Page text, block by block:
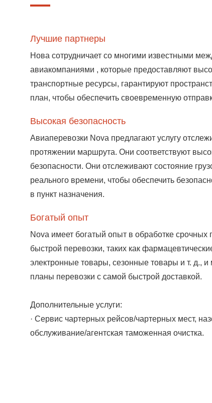
Лучшие партнеры
Нова сотрудничает со многими известными
авиакомпаниями , которые предоставляют
транспортные ресурсы, гарантируют
план, чтобы обеспечить своевременную
Высокая безопасность
Авиаперевозки Nova предлагают услугу
протяжении маршрута. Они соответствуют
безопасности. Они отслеживают состояние
реального времени, чтобы обеспечить
в пункт назначения.
Богатый опыт
Nova имеет богатый опыт в обработке срочных
быстрой перевозки, таких как
электронные товары, сезонные товары и т. д.,
планы перевозки с самой быстрой доставкой.
Дополнительные услуги:
· Сервис чартерных рейсов/чартерных мест,
обслуживание/агентская таможенная очистка.